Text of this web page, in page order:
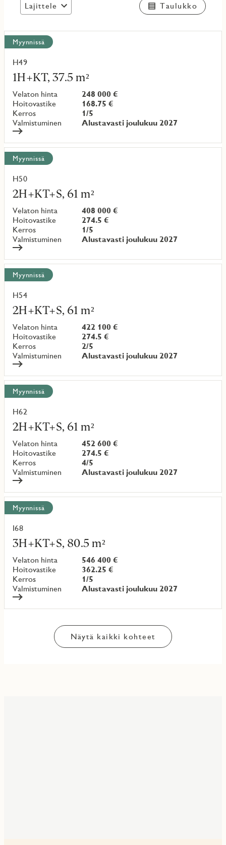
Lajittele Taulukko
Näytä
kaikki
kohteet
Myynnissä
H49
1H+KT, 37.5 m²
Velaton hinta
248 000 €
Hoitovastike
168.75 €
Kerros
1/5
Valmistuminen
Alustavasti joulukuu 2027
Lue
lisää
kohteesta
Myynnissä
H50
2H+KT+S, 61 m²
Velaton hinta
408 000 €
Hoitovastike
274.5 €
Kerros
1/5
Valmistuminen
Alustavasti joulukuu 2027
Lue
lisää
kohteesta
Myynnissä
H54
2H+KT+S, 61 m²
Velaton hinta
422 100 €
Hoitovastike
274.5 €
Kerros
2/5
Valmistuminen
Alustavasti joulukuu 2027
Lue
lisää
kohteesta
Myynnissä
H62
2H+KT+S, 61 m²
Velaton hinta
452 600 €
Hoitovastike
274.5 €
Kerros
4/5
Valmistuminen
Alustavasti joulukuu 2027
Lue
lisää
kohteesta
Myynnissä
I68
3H+KT+S, 80.5 m²
Velaton hinta
546 400 €
Hoitovastike
362.25 €
Kerros
1/5
Valmistuminen
Alustavasti joulukuu 2027
Lue
lisää
kohteesta
Näytä kaikki kohteet